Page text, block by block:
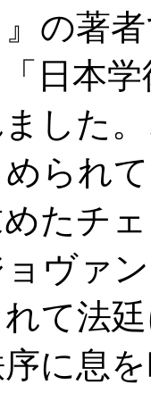
』の著
「日本
した
られ
たチ
ョヴァ
て法
に息